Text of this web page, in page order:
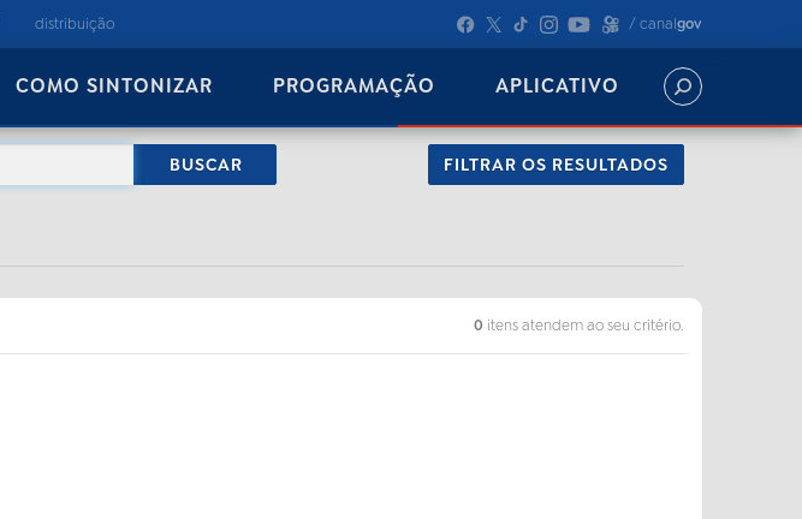
distribuição / canalgov
COMO SINTONIZAR PROGRAMAÇÃO APLICATIVO
FILTRAR OS RESULTADOS
0 itens atendem ao seu critério.